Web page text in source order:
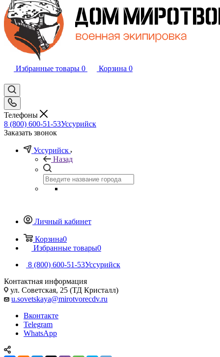
Избранные товары 0 Корзина 0
Телефоны
8 (800) 600-51-53Уссурийск
Заказать звонок
Уссурийск
Назад
Личный кабинет
Корзина0
Избранные товары0
8 (800) 600-51-53Уссурийск
Контактная информация
ул. Советская, 25 (ТД Кристалл)
u.sovetskaya@mirotvorecdv.ru
Вконтакте
Telegram
WhatsApp